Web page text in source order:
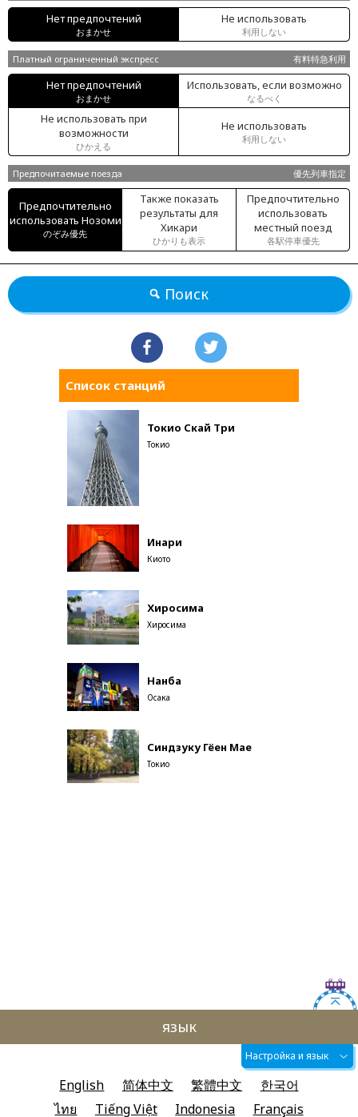
Нет предпочтений
おまかせ
Не использовать
利用しない
Платный ограниченный экспресс 有料特急利用
Нет предпочтений
おまかせ
Использовать, если возможно
なるべく
Не использовать при
возможности
ひかえる
Не использовать
利用しない
Предпочитаемые поезда 優先列車指定
Предпочтительно
использовать Нозоми
のぞみ優先
Также показать
результаты для
Хикари
ひかりも表示
Предпочтительно
использовать
местный поезд
各駅停車優先
Поиск
Список станций
Токио Скай Три
Токио
Инари
Киото
Хиросима
Хиросима
Нанба
Осака
Синдзуку Гёен Мае
Токио
язык
Настройка и язык
English 简体中文 繁體中文
한국어
ไทย
Tiếng Việt Indonesia Français